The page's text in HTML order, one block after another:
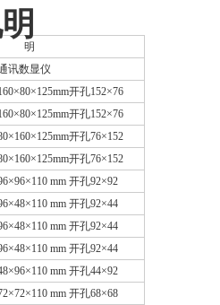
明
讯数显仪
×80×125mm开孔152×76
×80×125mm开孔152×76
×160×125mm开孔76×152
×160×125mm开孔76×152
×96×110 mm开孔92×92
×48×110 mm开孔92×44
×48×110 mm开孔92×44
×48×110 mm开孔92×44
×96×110 mm开孔44×92
×72×110 mm开孔68×68